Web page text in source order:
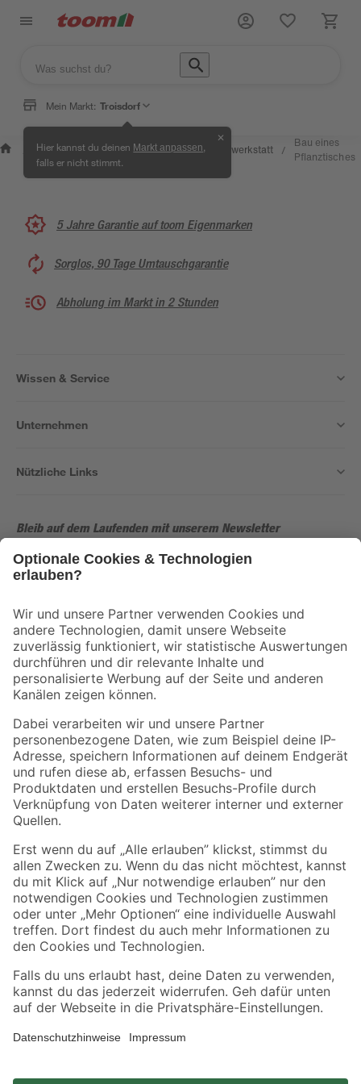
Mein Markt: Troisdorf
Hier kannst du deinen Markt anpassen
falls er nicht stimmt.
✕
Wissen &
Service
/
Selbermachen
& Ratgeber
/ Kreativwerkstatt /
Bau eines
Pflanztisches
5 Jahre Garantie auf toom Eigenmarken
Sorglos, 90 Tage Umtauschgarantie
Abholung im Markt in 2 Stunden
Wissen & Service
Unternehmen
Nützliche Links
Bleib auf dem Laufenden mit unserem Newsletter
Der toom Newsletter: Keine Angebote und Aktionen mehr verpassen!
Folge uns
Zahlungsarten Versandarten
Sicher einkaufen
Jetzt die toom-App herunterladen
Alle Preisangaben in EUR inkl. gesetzl. MwSt.. Die dargestellten Angebote sind unter
Umständen nicht in allen Märkten verfügbar. Die angegebenen Verfügbarkeiten beziehen
sich auf den unter "Mein Markt" ausgewählten toom Baumarkt. Alle Angebote und
*Paketversand ab 59 € versandkostenfrei, gilt nicht für Artikel mit Speditionsversand, hier
fallen zusätzliche Versandkosten an.